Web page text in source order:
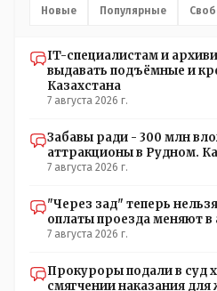
исправлено.
Новые Популярные
IT-специалистам и
выдавать подъёмные и
Казахстана
7 августа 2026 г.
Забавы ради - 300 млн
аттракционы в Рудном.
7 августа 2026 г.
"Через зад" теперь
оплаты проезда меняют в
7 августа 2026 г.
Прокуроры подали в суд
смягчении наказания